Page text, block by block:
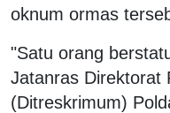
oknum ormas
"Satu orang
Jatanras Direktorat
(Ditreskrimum)